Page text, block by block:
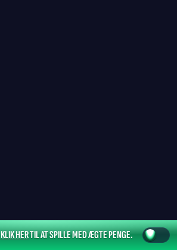
KLIK HERTIL AT SPILLE MED ÆGTE PENGE.